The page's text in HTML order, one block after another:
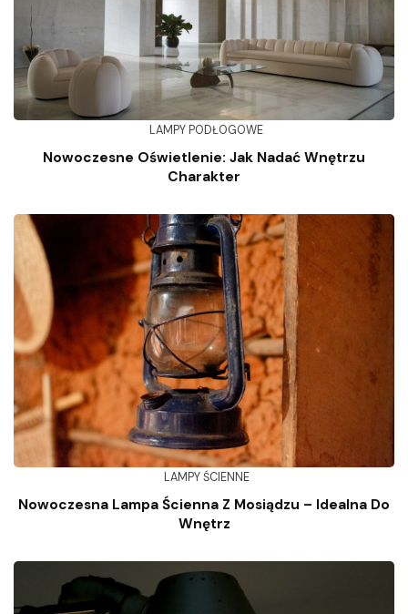
LAMPY PODŁOGOWE
Nowoczesne Oświetlenie: Jak Nadać Wnętrzu
Charakter
LAMPY ŚCIENNE
Nowoczesna Lampa Ścienna Z Mosiądzu – Idealna Do
Wnętrz